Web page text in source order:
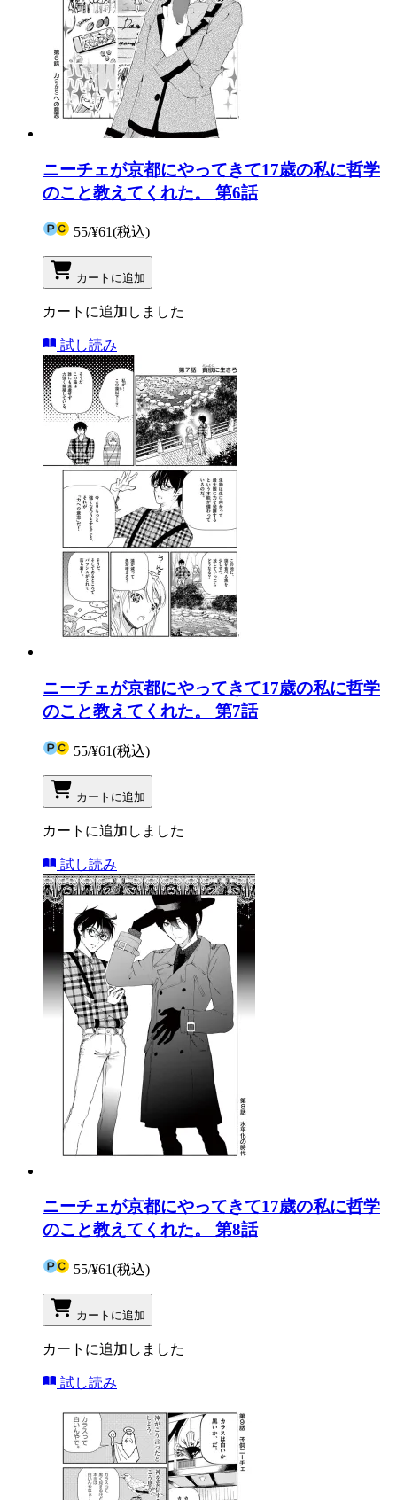
ニーチェが京都にやってきて17歳の私に哲学
のこと教えてくれた。 第6話
55/¥61(税込)
カートに追加
カートに追加しました
試し読み
ニーチェが京都にやってきて17歳の私に哲学
のこと教えてくれた。 第7話
55/¥61(税込)
カートに追加
カートに追加しました
試し読み
ニーチェが京都にやってきて17歳の私に哲学
のこと教えてくれた。 第8話
55/¥61(税込)
カートに追加
カートに追加しました
試し読み